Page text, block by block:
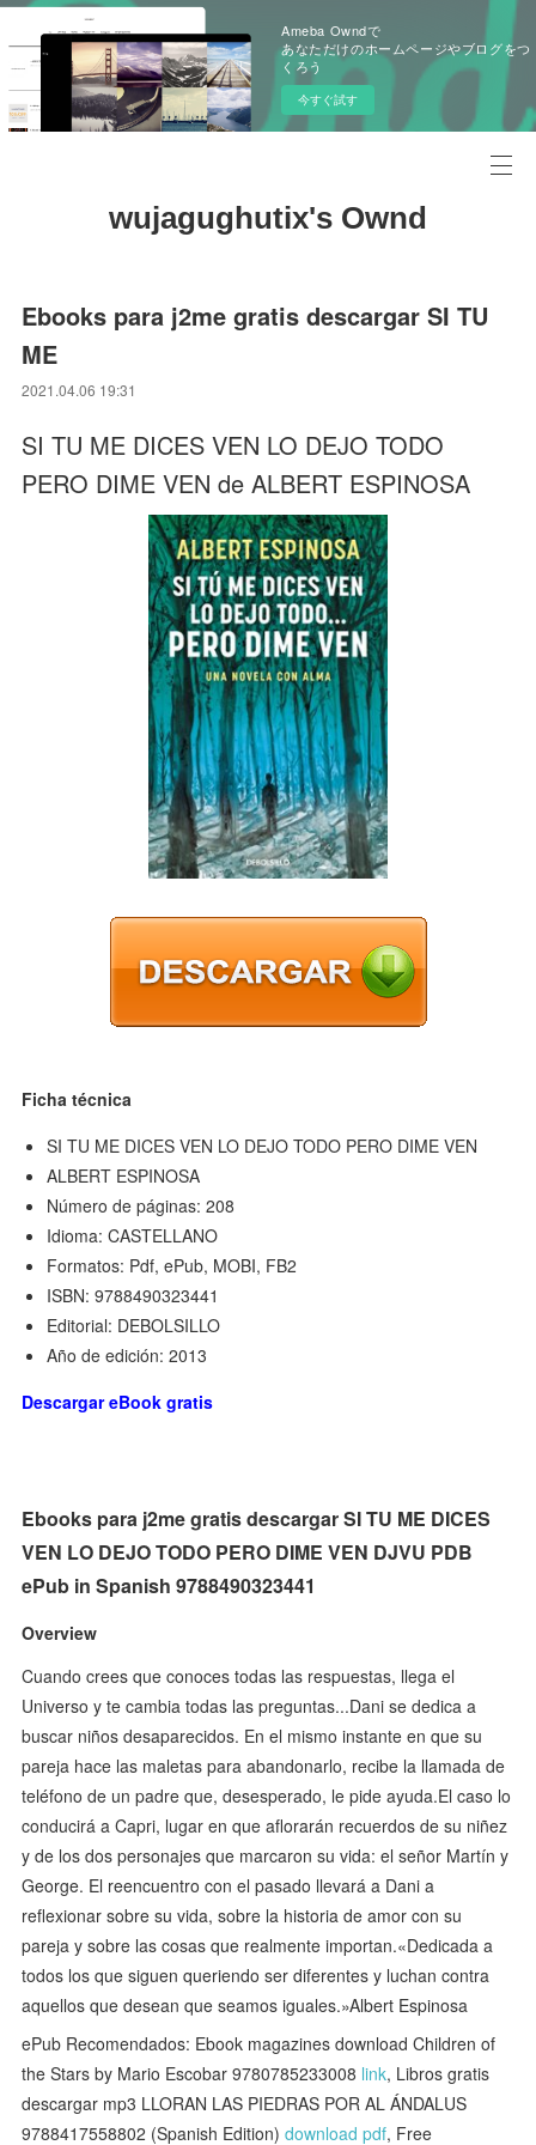
Ameba Owndで
あなただけのホームページやブログをつ
くろう
今すぐ試す
wujagughutix's Ownd
Ebooks para j2me gratis descargar SI TU
ME
2021.04.06 19:31
SI TU ME DICES VEN LO DEJO TODO
PERO DIME VEN de ALBERT ESPINOSA
Ficha técnica
SI TU ME DICES VEN LO DEJO TODO PERO DIME VEN
ALBERT ESPINOSA
Número de páginas: 208
Idioma: CASTELLANO
Formatos: Pdf, ePub, MOBI, FB2
ISBN: 9788490323441
Editorial: DEBOLSILLO
Año de edición: 2013
Descargar eBook gratis
Ebooks para j2me gratis descargar SI TU ME DICES
VEN LO DEJO TODO PERO DIME VEN DJVU PDB
ePub in Spanish 9788490323441
Overview
Cuando crees que conoces todas las respuestas, llega el
Universo y te cambia todas las preguntas...Dani se dedica a
buscar niños desaparecidos. En el mismo instante en que su
pareja hace las maletas para abandonarlo, recibe la llamada de
teléfono de un padre que, desesperado, le pide ayuda.El caso lo
conducirá a Capri, lugar en que aflorarán recuerdos de su niñez
y de los dos personajes que marcaron su vida: el señor Martín y
George. El reencuentro con el pasado llevará a Dani a
reflexionar sobre su vida, sobre la historia de amor con su
pareja y sobre las cosas que realmente importan.«Dedicada a
todos los que siguen queriendo ser diferentes y luchan contra
aquellos que desean que seamos iguales.»Albert Espinosa
ePub Recomendados: Ebook magazines download Children of
the Stars by Mario Escobar 9780785233008 link, Libros gratis
descargar mp3 LLORAN LAS PIEDRAS POR AL ÁNDALUS
9788417558802 (Spanish Edition)download pdf, Free